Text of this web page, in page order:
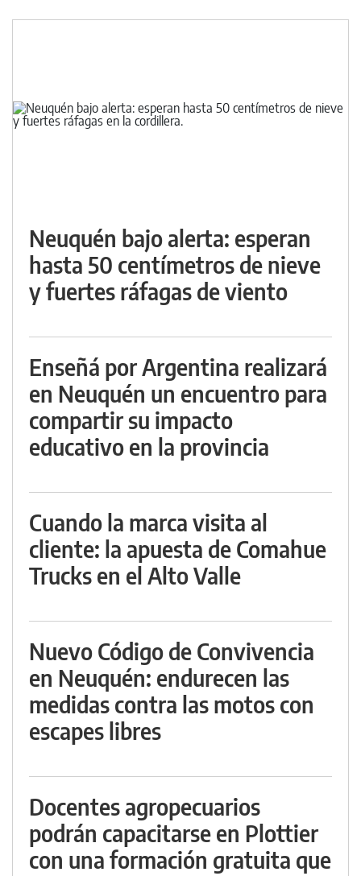
Neuquén bajo alerta: esperan
hasta 50 centímetros de nieve
y fuertes ráfagas de viento
Enseñá por Argentina realizará
en Neuquén un encuentro para
compartir su impacto
educativo en la provincia
Cuando la marca visita al
cliente: la apuesta de Comahue
Trucks en el Alto Valle
Nuevo Código de Convivencia
en Neuquén: endurecen las
medidas contra las motos con
escapes libres
Docentes agropecuarios
podrán capacitarse en Plottier
con una formación gratuita que